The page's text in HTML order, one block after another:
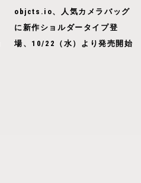
objcts.io、人気カメラバッグ
に新作ショルダータイプ登
場、10/22（水）より発売開始